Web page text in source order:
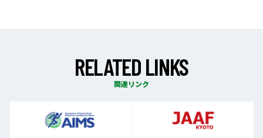
RELATEDLINKS
関連リンク